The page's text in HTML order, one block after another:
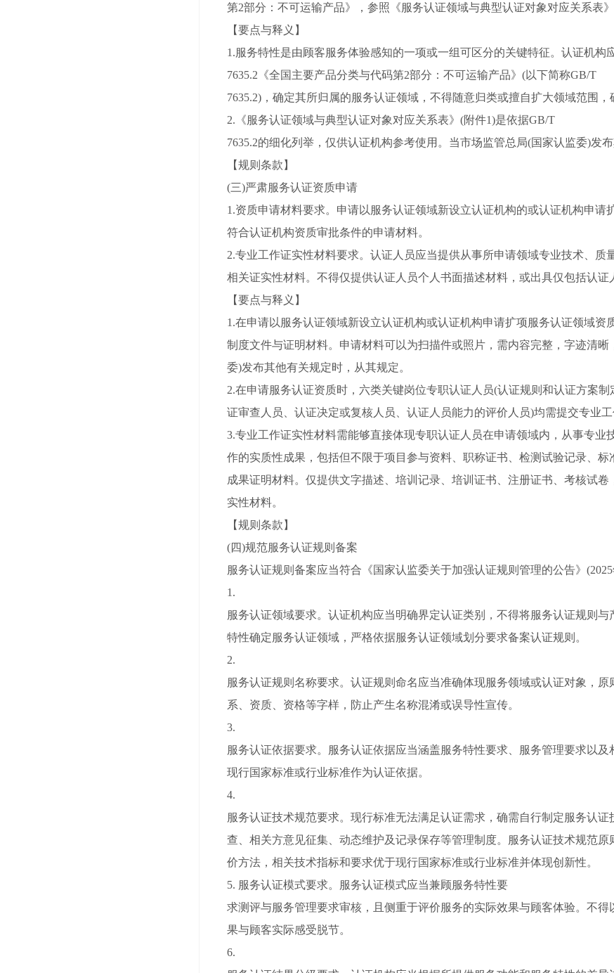
第2部分：不可运输产品》，参照《服务认证领域与典型认证对象对应关系表
【要点与释义】
1.服务特性是由顾客服务体验感知的一项或一组可区分的关键特征。认证机构
7635.2《全国主要产品分类与代码第2部分：不可运输产品》(以下简称GB/T
7635.2)，确定其所归属的服务认证领域，不得随意归类或擅自扩大领域范围，
2.《服务认证领域与典型认证对象对应关系表》(附件1)是依据GB/T
7635.2的细化列举，仅供认证机构参考使用。当市场监管总局(国家认监委)发
【规则条款】
(三)严肃服务认证资质申请
1.资质申请材料要求。申请以服务认证领域新设立认证机构的或认证机构申请
符合认证机构资质审批条件的申请材料。
2.专业工作证实性材料要求。认证人员应当提供从事所申请领域专业技术、
相关证实性材料。不得仅提供认证人员个人书面描述材料，或出具仅包括认证
【要点与释义】
1.在申请以服务认证领域新设立认证机构或认证机构申请扩项服务认证领域
制度文件与证明材料。申请材料可以为扫描件或照片，需内容完整，字迹清
委)发布其他有关规定时，从其规定。
2.在申请服务认证资质时，六类关键岗位专职认证人员(认证规则和认证方案
证审查人员、认证决定或复核人员、认证人员能力的评价人员)均需提交专业工
3.专业工作证实性材料需能够直接体现专职认证人员在申请领域内，从事专
作的实质性成果，包括但不限于项目参与资料、职称证书、检测试验记录、
成果证明材料。仅提供文字描述、培训记录、培训证书、注册证书、考核试
实性材料。
【规则条款】
(四)规范服务认证规则备案
服务认证规则备案应当符合《国家认监委关于加强认证规则管理的公告》
1.
服务认证领域要求。认证机构应当明确界定认证类别，不得将服务认证规则
特性确定服务认证领域，严格依据服务认证领域划分要求备案认证规则。
2.
服务认证规则名称要求。认证规则命名应当准确体现服务领域或认证对象，
系、资质、资格等字样，防止产生名称混淆或误导性宣传。
3.
服务认证依据要求。服务认证依据应当涵盖服务特性要求、服务管理要求以
现行国家标准或行业标准作为认证依据。
4.
服务认证技术规范要求。现行标准无法满足认证需求，确需自行制定服务认
查、相关方意见征集、动态维护及记录保存等管理制度。服务认证技术规范
价方法，相关技术指标和要求优于现行国家标准或行业标准并体现创新性。
5. 服务认证模式要求。服务认证模式应当兼顾服务特性要
求测评与服务管理要求审核，且侧重于评价服务的实际效果与顾客体验。不
果与顾客实际感受脱节。
6.